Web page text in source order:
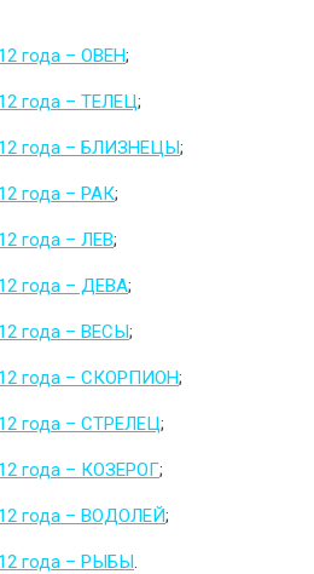
года – ОВЕН;
года – ТЕЛЕЦ;
года – БЛИЗНЕЦЫ;
года – РАК;
года – ЛЕВ;
года – ДЕВА;
года – ВЕСЫ;
года – СКОРПИОН;
года – СТРЕЛЕЦ;
года – КОЗЕРОГ;
года – ВОДОЛЕЙ;
года – РЫБЫ.